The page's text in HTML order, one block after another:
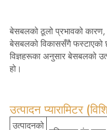
बेसबलको ठूलो प्रभावको
बेसबलको विकाससँगै फस्टाएको
विज्ञहरूका अनुसार बेसबलको
हो।
उत्पादन प्यारामिटर
उत्पादनको